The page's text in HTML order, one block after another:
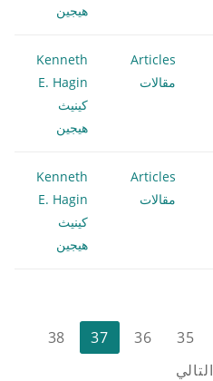
هيجين
Articles
مقالات
Kenneth
E. Hagin
كينيث
هيجين
Articles
مقالات
Kenneth
E. Hagin
كينيث
هيجين
35
36
37
38
التالي